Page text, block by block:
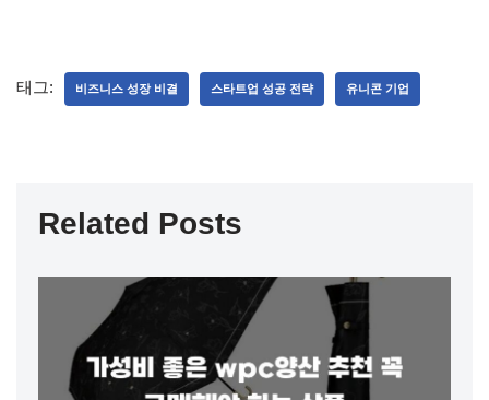
태그: 비즈니스 성장 비결 스타트업 성공 전략 유니콘 기업
Related Posts